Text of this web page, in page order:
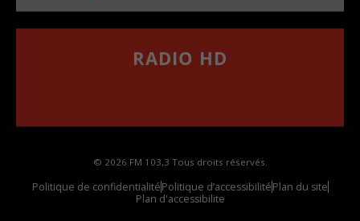
RADIO HD
© 2026 FM 103,3 Tous droits réservés.
Politique de confidentialitéPolitique d’accessibilitéPlan du site
Plan d'accessibilite